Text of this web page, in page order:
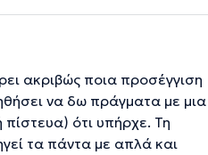
ακριβώς ποια προσέγγιση
να δω πράγματα με μια
ότι υπήρχε. Τη
τα πάντα με απλά και